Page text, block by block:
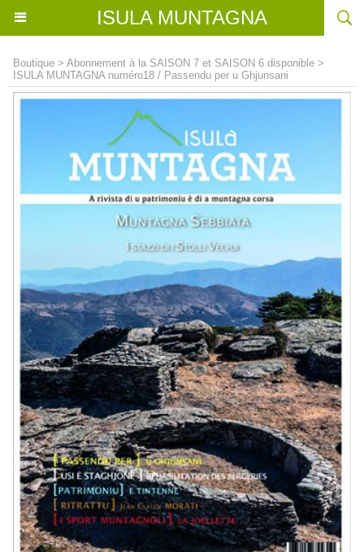
ISULA MUNTAGNA
Boutique > Abonnement à la SAISON 7 et SAISON 6 disponible >
ISULA MUNTAGNA numéro18 / Passendu per u Ghjunsani